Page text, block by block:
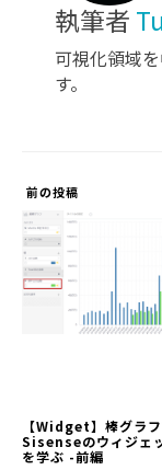
執筆者
可視化領域
す。
前の投稿
【Widget】棒グラ
Sisenseのウィジェ
を学ぶ -前編